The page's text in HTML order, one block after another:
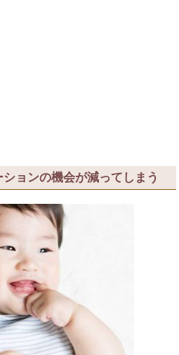
ョンの機会が減ってしまう